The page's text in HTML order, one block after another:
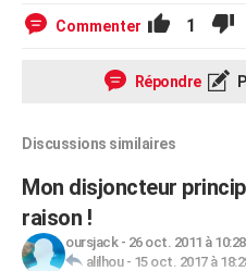
Commenter 1
Répondre
Discussions similaires
Mon disjoncteur
raison !
oursjack- 26 oct. 2011 à 10:28
alilhou- 15 oct. 2017 à